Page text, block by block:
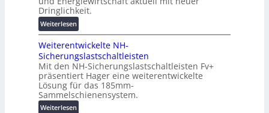
l
ö
s
u
n
g
e
n
u
n
d
d
i
g
i
t
a
l
n
e
n
b
a
u
:
F
o
r
Dringlichkeit.
Weiterlesen:
V
o
l
t
a
-
X
2
Weiterentwickelte NH-
Sicherungslastschaltleisten
Mit den NH-Sicherungslastschaltleisten Fv+
präsentiert Hager eine weiterentwickelte
Lösung für das 185mm-
Sammelschienensystem.
Weiterlesen: